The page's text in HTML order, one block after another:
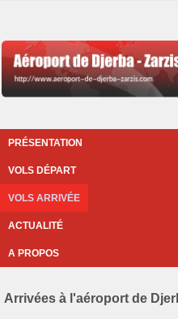
PRÉSENTATION
VOLS DÉPART
VOLS ARRIVÉE
ACTUALITÉ
A PROPOS
Arrivées à l'aéroport de